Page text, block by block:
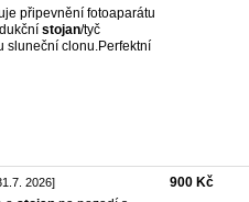
připevnění fotoaparátu
stojan/tyč
sluneční clonu.Perfektní
2026] 900 Kč